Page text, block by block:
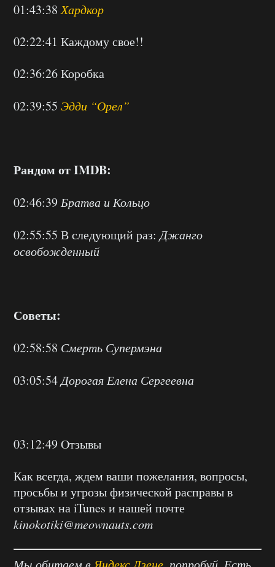
01:43:38Хардкор
02:22:41 Каждому свое!!
02:36:26 Коробка
02:39:55 Эдди “Орел”
Рандом от IMDB:
02:46:39 Братва и Кольцо
02:55:55 В следующий раз:Джанго
освобожденный
Советы:
02:58:58 Смерть Супермэна
03:05:54Дорогая Елена Сергеевна
03:12:49 Отзывы
Как всегда, ждем ваши пожелания, вопросы,
просьбы и угрозы физической расправы в
отзывах на iTunes и нашей почте
kinokotiki@meownauts.com
Мы обитаем в Яндекс.Дзене, попробуй. Есть